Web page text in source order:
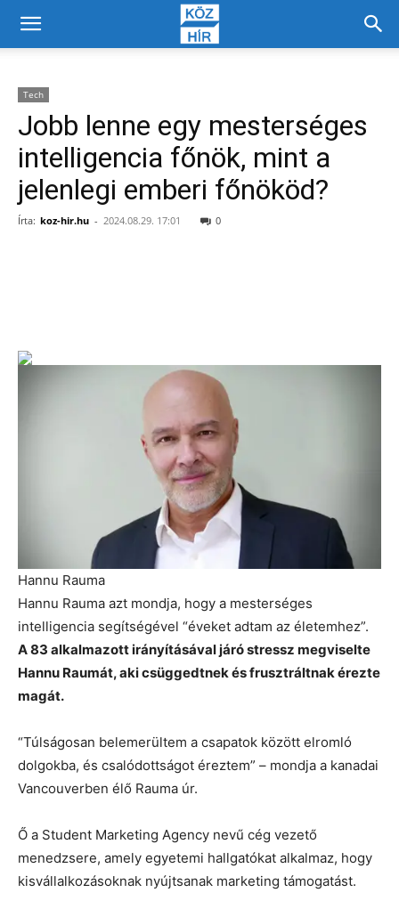
Tech
Jobb lenne egy mesterséges
intelligencia főnök, mint a
jelenlegi emberi főnököd?
Írta: koz-hir.hu - 2024.08.29. 17:01 0
Hannu Rauma
Hannu Rauma azt mondja, hogy a mesterséges
intelligencia segítségével “éveket adtam az életemhez”.
A 83 alkalmazott irányításával járó stressz megviselte
Hannu Raumát, aki csüggedtnek és frusztráltnak érezte
magát.
“Túlságosan belemerültem a csapatok között elromló
dolgokba, és csalódottságot éreztem” – mondja a kanadai
Vancouverben élő Rauma úr.
Ő a Student Marketing Agency nevű cég vezető
menedzsere, amely egyetemi hallgatókat alkalmaz, hogy
kisvállalkozásoknak nyújtsanak marketing támogatást.